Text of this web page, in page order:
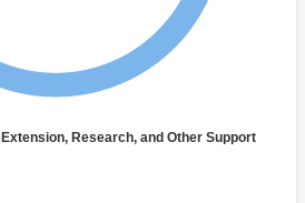
Research, and Other Support